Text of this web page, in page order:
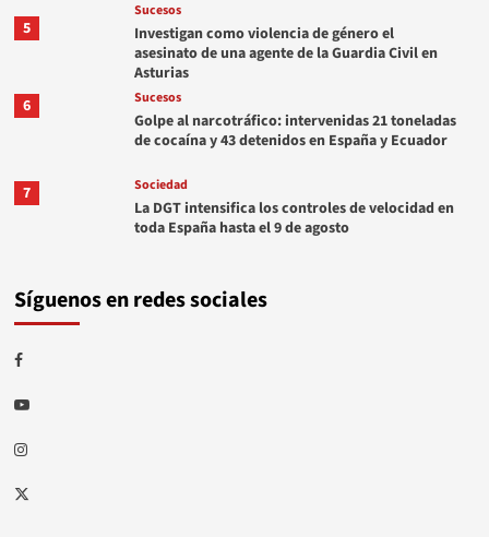
5
Sucesos
Investigan como violencia de género el
asesinato de una agente de la Guardia Civil en
Asturias
6
Sucesos
Golpe al narcotráfico: intervenidas 21 toneladas
de cocaína y 43 detenidos en España y Ecuador
7 Sociedad
La DGT intensifica los controles de velocidad en
toda España hasta el 9 de agosto
Síguenos en redes sociales
Facebook
Youtube
Instagram
Twitter